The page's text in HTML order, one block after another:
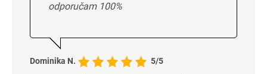
odporučam 100%
Dominika N. 5/5